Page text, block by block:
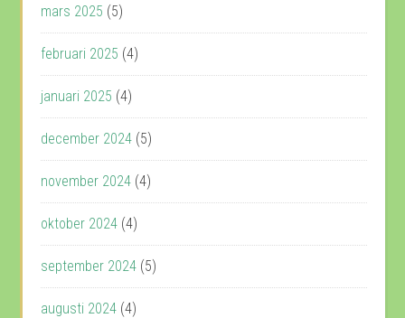
mars 2025 (5)
februari 2025 (4)
januari 2025 (4)
december 2024 (5)
november 2024 (4)
oktober 2024 (4)
september 2024 (5)
augusti 2024 (4)